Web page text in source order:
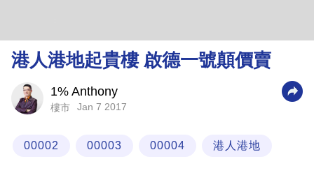
理
財
商
業
港人港地起貴樓 啟德一號顛價賣
1% Anthony
樓市 Jan 7 2017
00002 00003 00004 港人港地